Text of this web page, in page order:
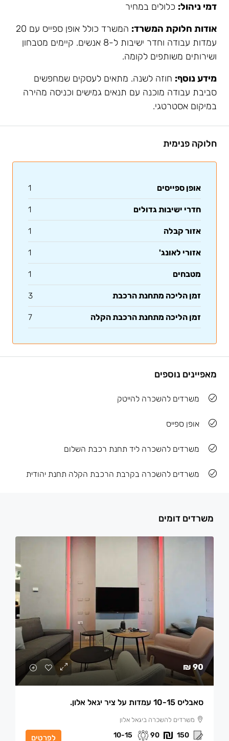
דמי ניהול: כלולים במחיר
אודות חלוקת המשרד:
המשרד כולל אופן ספייס עם 20
עמדות עבודה וחדר ישיבות ל-8 אנשים. קיימים מטבחון
ושירותים משותפים לקומה.
מידע נוסף: חוזה לשנה. מתאים לעסקים שמחפשים
סביבת עבודה מוכנה עם תנאים גמישים וכניסה מהירה
במיקום אסטרטגי.
חלוקה פנימית
אופן ספייסים 1
חדרי ישיבות גדולים 1
אזור קבלה 1
אזורי לאונג' 1
מטבחים 1
זמן הליכה מתחנת הרכבת 3
זמן הליכה מתחנת הרכבת הקלה 7
מאפיינים נוספים
משרדים להשכרה להייטק
אופן ספייס
משרדים להשכרה ליד תחנת רכבת השלום
משרדים להשכרה בקרבת הרכבת הקלה תחנת יהודית
משרדים דומים
90 ₪
סאבליס 10-15 עמדות על ציר יגאל אלון.
משרדים להשכרה ביגאל אלון
150
90
10-15 לפרטים